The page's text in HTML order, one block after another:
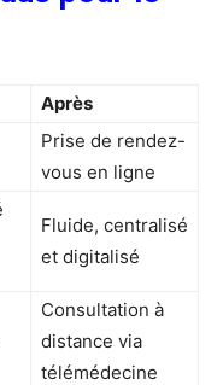
Après
Prise de rendez-
vous en ligne
Fluide, centralisé
et digitalisé
Consultation à
distance via
télémédecine